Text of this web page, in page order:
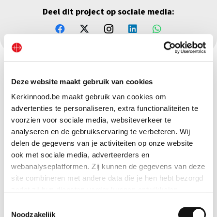
Deze website maakt gebruik van cookies
Kerkinnood.be maakt gebruik van cookies om
advertenties te personaliseren, extra functionaliteiten te
voorzien voor sociale media, websiteverkeer te
analyseren en de gebruikservaring te verbeteren. Wij
delen de gegevens van je activiteiten op onze website
ook met sociale media, adverteerders en
webanalyseplatformen. Zij kunnen de gegevens van deze
site combineren met andere data die je hen hebt bezorgd
Indien je dat toestaat, kunnen wij of onze partners onder
Noodzakelijk
Deel dit project op sociale media: